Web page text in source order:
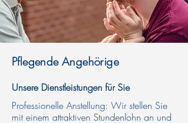
Pflegende Angehörige
Unsere Dienstleistungen für Sie​
Professionelle Anstellung: Wir stellen Sie
mit einem attraktiven Stundenlohn an und